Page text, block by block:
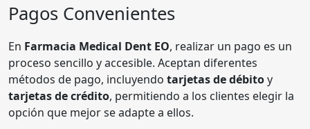
Pagos Convenientes
En Farmacia Medical Dent EO, realizar un pago es un
proceso sencillo y accesible. Aceptan diferentes
métodos de pago, incluyendo tarjetas de débitoy
tarjetas de crédito, permitiendo a los clientes elegir la
opción que mejor se adapte a ellos.